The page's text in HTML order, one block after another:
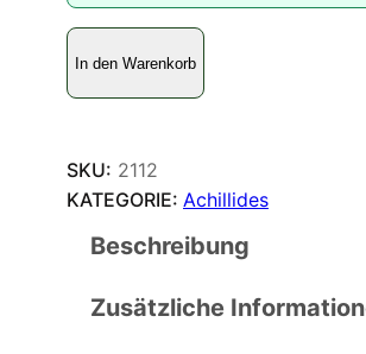
A
h
l
l
In den Warenkorb
SKU: 2112
KATEGORIE: Achillides
Beschreibung
Zusätzliche